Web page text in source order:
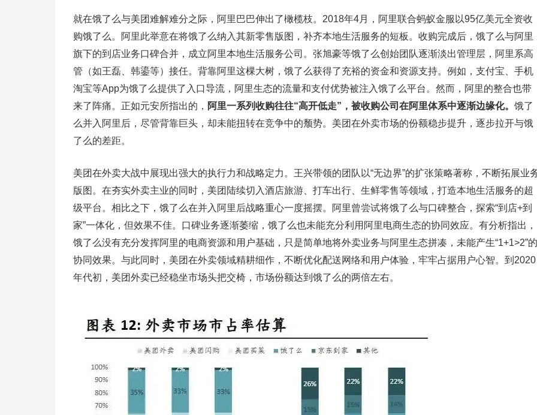
就在饿了么与美团难解难分之际，阿里巴巴伸出了橄榄枝。2018年4月，阿里联合蚂蚁金服以95亿美元全资收
购饿了么。阿里此举意在将饿了么纳入其新零售版图，补齐本地生活服务的短板。收购完成后，饿了么与阿里
旗下的到店业务口碑合并，成立阿里本地生活服务公司。张旭豪等饿了么创始团队逐渐淡出管理层，阿里系高
管（如王磊、韩鎏等）接任。背靠阿里这棵大树，饿了么获得了充裕的资金和资源支持。例如，支付宝、手机
淘宝等App为饿了么提供了入口导流，阿里生态的流量和支付优势被注入饿了么平台。然而，阿里的整合也带
来了阵痛。正如元安所指出的， 阿里一系列收购往往“高开低走”，被收购公司在阿里体系中逐渐边缘化。 饿了
么并入阿里后，尽管背靠巨头，却未能扭转在竞争中的颓势。美团在外卖市场的份额稳步提升，逐步拉开与饿
了么的差距。
美团在外卖大战中展现出强大的执行力和战略定力。王兴带领的团队以“无边界”的扩张策略著称，不断拓展业
版图。在夯实外卖主业的同时，美团陆续切入酒店旅游、打车出行、生鲜零售等领域，打造本地生活服务的超
级平台。相比之下，饿了么在并入阿里后战略重心一度摇摆。阿里曾尝试将饿了么与口碑整合，探索“到店+到
家”一体化，但效果不佳。口碑业务逐渐萎缩，饿了么也未能充分利用阿里电商生态的协同效应。有分析指出，
饿了么没有充分发挥阿里的电商资源和用户基础，只是简单地将外卖业务与阿里生态拼凑，未能产生“1+1>2”的
协同效果。与此同时，美团在外卖领域精耕细作，不断优化配送网络和用户体验，牢牢占据用户心智。到2020
年代初，美团外卖已经稳坐市场头把交椅，市场份额达到饿了么的两倍左右。